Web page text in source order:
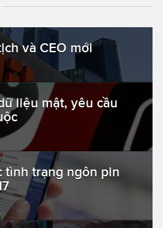
và CEO mới
liệu mật, yêu cầu
tình trạng ngôn pin